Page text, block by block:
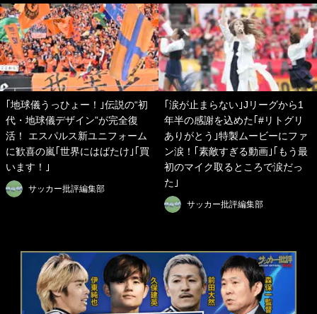
｢地球儀うっひょー！｣伝説の“初
代・地球儀デザイン”が完全復
活！ エスパルス新ユニフォーム
に歓喜の嵐｢世界にはばたけ｣｢買
います！｣
サッカー批評編集部
｢涙が止まらない｣Jリーグから1
年半の感謝を込めた｢#リトグリ
ありがとう｣特製ムービーにファ
ン涙！｢素敵すぎる動画｣｢もう最
初のマイク取るところで涙だっ
た｣
サッカー批評編集部